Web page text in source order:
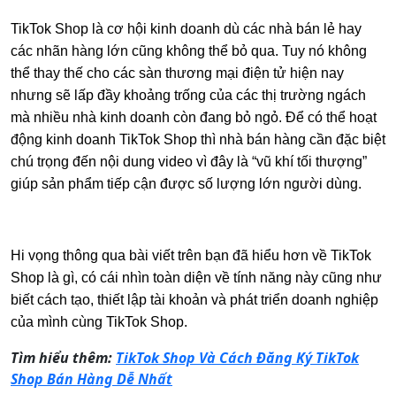
TikTok Shop là cơ hội kinh doanh dù các nhà bán lẻ hay
các nhãn hàng lớn cũng không thể bỏ qua. Tuy nó không
thể thay thế cho các sàn thương mại điện tử hiện nay
nhưng sẽ lấp đầy khoảng trống của các thị trường ngách
mà nhiều nhà kinh doanh còn đang bỏ ngỏ. Để có thể hoạt
động kinh doanh TikTok Shop thì nhà bán hàng cần đặc biệt
chú trọng đến nội dung video vì đây là “vũ khí tối thượng”
giúp sản phẩm tiếp cận được số lượng lớn người dùng.
Hi vọng thông qua bài viết trên bạn đã hiểu hơn về TikTok
Shop là gì, có cái nhìn toàn diện về tính năng này cũng như
biết cách tạo, thiết lập tài khoản và phát triển doanh nghiệp
của mình cùng TikTok Shop.
Tìm hiểu thêm: TikTok Shop Và Cách Đăng Ký TikTok
Shop Bán Hàng Dễ Nhất